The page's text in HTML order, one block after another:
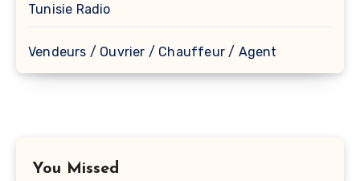
Tunisie Radio
Vendeurs / Ouvrier / Chauffeur / Agent
You Missed